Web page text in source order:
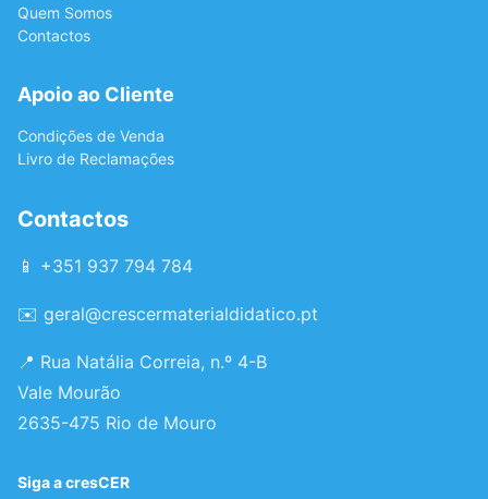
Quem Somos
Contactos
Apoio ao Cliente
Condições de Venda
Livro de Reclamações
Contactos
📱 +351 937 794 784
✉️ geral@crescermaterialdidatico.pt
📍 Rua Natália Correia, n.º 4-B
Vale Mourão
2635-475 Rio de Mouro
Siga a cresCER